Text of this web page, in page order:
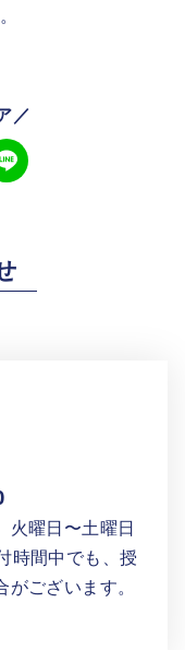
／
火曜日〜土曜日
時間中でも、授
ございます。